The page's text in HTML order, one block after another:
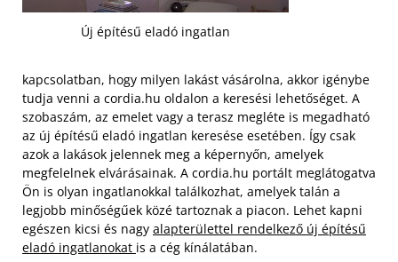
Új építésű eladó ingatlan
kapcsolatban, hogy milyen lakást vásárolna, akkor igénybe
tudja venni a cordia.hu oldalon a keresési lehetőséget. A
szobaszám, az emelet vagy a terasz megléte is megadható
az új építésű eladó ingatlan keresése esetében. Így csak
azok a lakások jelennek meg a képernyőn, amelyek
megfelelnek elvárásainak. A cordia.hu portált meglátogatva
Ön is olyan ingatlanokkal találkozhat, amelyek talán a
legjobb minőségűek közé tartoznak a piacon. Lehet kapni
egészen kicsi és nagy alapterülettel rendelkező új építésű
eladó ingatlanokat is a cég kínálatában.